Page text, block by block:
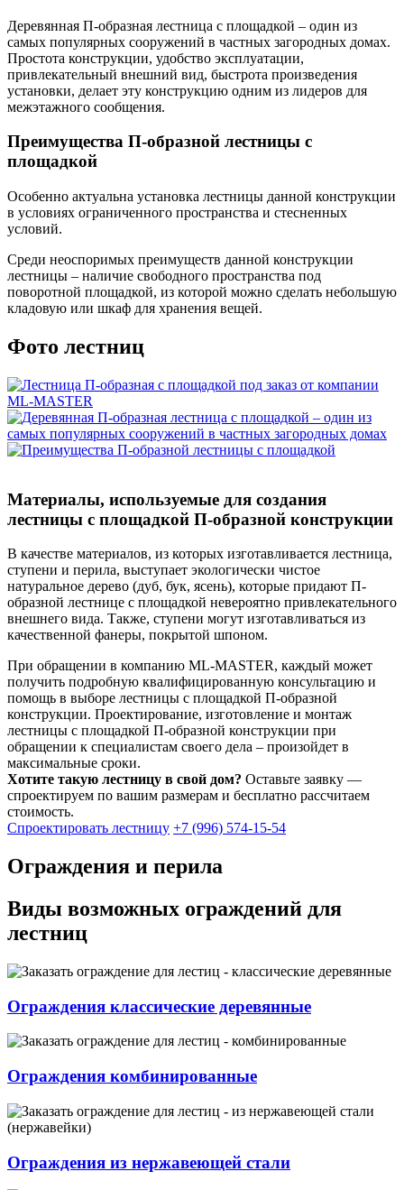
Деревянная П-образная лестница с площадкой – один из
самых популярных сооружений в частных загородных домах.
Простота конструкции, удобство эксплуатации,
привлекательный внешний вид, быстрота произведения
установки, делает эту конструкцию одним из лидеров для
межэтажного сообщения.
Преимущества П-образной лестницы с
площадкой
Особенно актуальна установка лестницы данной конструкции
в условиях ограниченного пространства и стесненных
условий.
Среди неоспоримых преимуществ данной конструкции
лестницы – наличие свободного пространства под
поворотной площадкой, из которой можно сделать небольшую
кладовую или шкаф для хранения вещей.
Фото лестниц
Материалы, используемые для создания
лестницы с площадкой П-образной конструкции
В качестве материалов, из которых изготавливается лестница,
ступени и перила, выступает экологически чистое
натуральное дерево (дуб, бук, ясень), которые придают П-
образной лестнице с площадкой невероятно привлекательного
внешнего вида. Также, ступени могут изготавливаться из
качественной фанеры, покрытой шпоном.
При обращении в компанию ML-MASTER, каждый может
получить подробную квалифицированную консультацию и
помощь в выборе лестницы с площадкой П-образной
конструкции. Проектирование, изготовление и монтаж
лестницы с площадкой П-образной конструкции при
обращении к специалистам своего дела – произойдет в
максимальные сроки.
Хотите такую лестницу в свой дом? Оставьте заявку —
спроектируем по вашим размерам и бесплатно рассчитаем
стоимость.
Спроектировать лестницу +7 (996) 574-15-54
Ограждения и перила
Виды возможных ограждений для
лестниц
Ограждения классические деревянные
Ограждения комбинированные
Ограждения из нержавеющей стали